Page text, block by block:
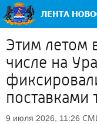
Этим летом
числе на
поставками
9 июля 2026, 11:26